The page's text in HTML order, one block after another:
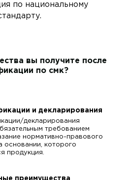
по национальному
вы получите после
по смк?
и декларирования
декларирования
требованием
нормативно-правового
основании, которого
продукция.
преимущества